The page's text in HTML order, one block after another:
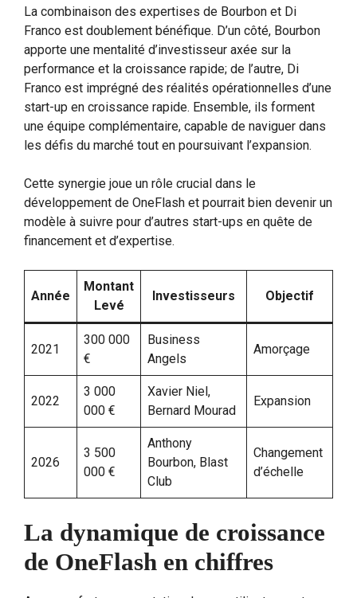
La combinaison des expertises de Bourbon et Di
Franco est doublement bénéfique. D’un côté, Bourbon
apporte une mentalité d’investisseur axée sur la
performance et la croissance rapide; de l’autre, Di
Franco est imprégné des réalités opérationnelles d’une
start-up en croissance rapide. Ensemble, ils forment
une équipe complémentaire, capable de naviguer dans
les défis du marché tout en poursuivant l’expansion.
Cette synergie joue un rôle crucial dans le
développement de OneFlash et pourrait bien devenir un
modèle à suivre pour d’autres start-ups en quête de
financement et d’expertise.
Année
Montant
Levé
Investisseurs Objectif
2021
300 000
€
Business
Angels
Amorçage
2022
3 000
000 €
Xavier Niel,
Bernard Mourad
Expansion
2026
3 500
000 €
Anthony
Bourbon, Blast
Club
Changement
d’échelle
La dynamique de croissance
de OneFlash en chiffres